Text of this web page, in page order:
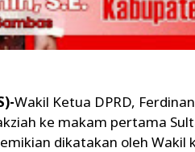
Wakil Ketua DPRD,
ke makam pertama
dikatakan oleh Wakil